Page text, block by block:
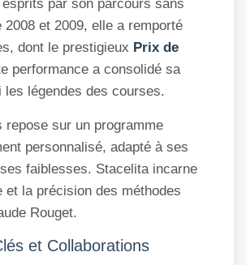
par son parcours sans
2008 et 2009, elle a remporté
dont le prestigieux Prix de
performance a consolidé sa
les légendes des courses.
repose sur un programme
personnalisé, adapté à ses
faiblesses. Stacelita incarne
et la précision des méthodes
Rouget.
et Collaborations